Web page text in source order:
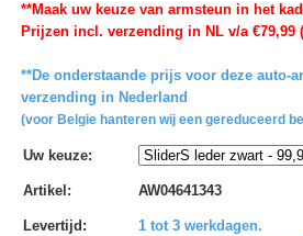
**Maak uw keuze van armsteun in het
Prijzen incl. verzending in NL v/a €79,99
**De onderstaande prijs voor deze auto-
verzending in Nederland
(voor Belgie hanteren wij een gereduceerd
Uw keuze:
Artikel : AW04641343
Levertijd :
1 tot 3 werkdagen.